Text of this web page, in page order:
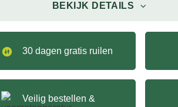
BEKIJK DETAILS
30 dagen gratis ruilen
Veilig bestellen &